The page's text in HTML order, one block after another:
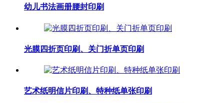
幼儿书法画册腰封印刷
光膜四折页印刷、关门折单页印刷
艺术纸明信片印刷、特种纸单张印刷